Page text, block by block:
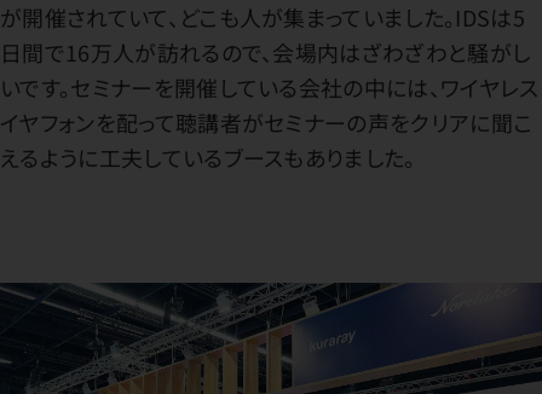
が開催されていて、どこも人が集まっていました。IDSは5
日間で16万人が訪れるので、会場内はざわざわと騒がし
いです。セミナーを開催している会社の中には、ワイヤレス
イヤフォンを配って聴講者がセミナーの声をクリアに聞こ
えるように工夫しているブースもありました。